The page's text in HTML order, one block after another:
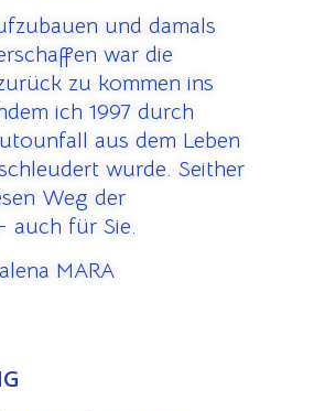
und damals
war die
zu kommen ins
ich 1997 durch
aus dem Leben
wurde. Seither
Weg der
auch für Sie.
MARA